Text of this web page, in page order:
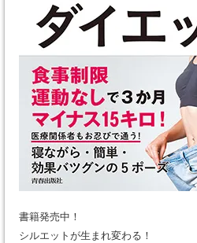
書籍発売中！
シルエットが生まれ変わる！